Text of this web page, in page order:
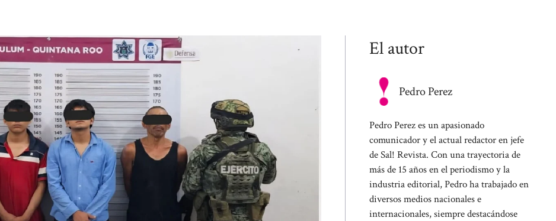
El autor
Pedro Perez
Pedro Perez es un apasionado
comunicador y el actual redactor en jefe
de Sal! Revista. Con una trayectoria de
más de 15 años en el periodismo y la
industria editorial, Pedro ha trabajado en
diversos medios nacionales e
internacionales, siempre destacándose